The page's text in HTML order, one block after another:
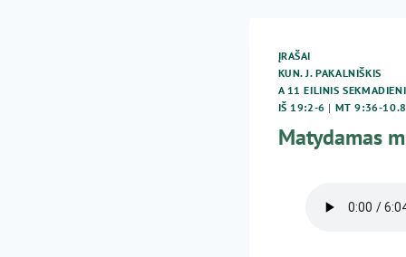
ĮRAŠAI
KUN. J. PAKALNIŠKIS
A 11 EILINIS
IŠ 19:2-6 | MT 9:36-10.8
Matydamas